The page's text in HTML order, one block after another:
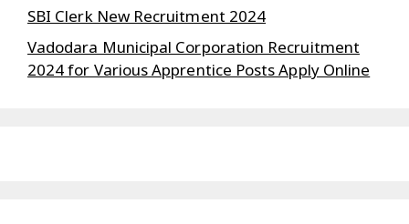
SBI Clerk New Recruitment 2024
Vadodara Municipal Corporation Recruitment
2024 for Various Apprentice Posts Apply Online